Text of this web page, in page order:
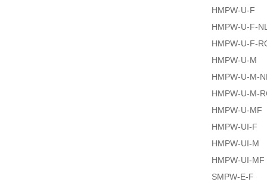
HMPW-U-F
HMPW-U-F-
HMPW-U-F-
HMPW-U-M
HMPW-U-M-
HMPW-U-M-
HMPW-U-MF
HMPW-UI-F
HMPW-UI-M
HMPW-UI-MF
SMPW-E-F